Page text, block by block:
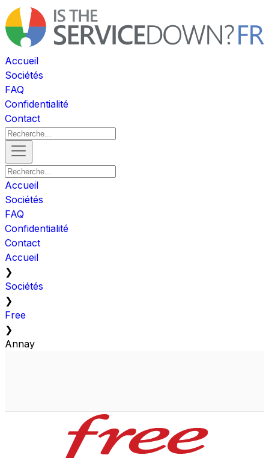
Accueil
Sociétés
FAQ
Confidentialité
Contact
Accueil
Sociétés
FAQ
Confidentialité
Contact
Accueil
❯
Sociétés
❯
Free
❯
Annay